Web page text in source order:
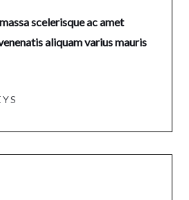
scelerisque ac amet
aliquam varius mauris